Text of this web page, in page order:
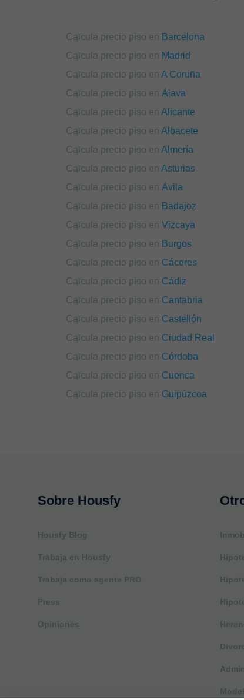
Calcula precio piso en Barcelona
Calcula precio piso en Madrid
Calcula precio piso en A Coruña
Calcula precio piso en Álava
Calcula precio piso en Alicante
Calcula precio piso en Albacete
Calcula precio piso en Almería
Calcula precio piso en Asturias
Calcula precio piso en Ávila
Calcula precio piso en Badajoz
Calcula precio piso en Vizcaya
Calcula precio piso en Burgos
Calcula precio piso en Cáceres
Calcula precio piso en Cádiz
Calcula precio piso en Cantabria
Calcula precio piso en Castellón
Calcula precio piso en Ciudad Real
Calcula precio piso en Córdoba
Calcula precio piso en Cuenca
Calcula precio piso en Guipúzcoa
Sobre Housfy
Housfy Blog
Trabaja en Housfy
Trabaja como agente PRO
Press
Opiniones